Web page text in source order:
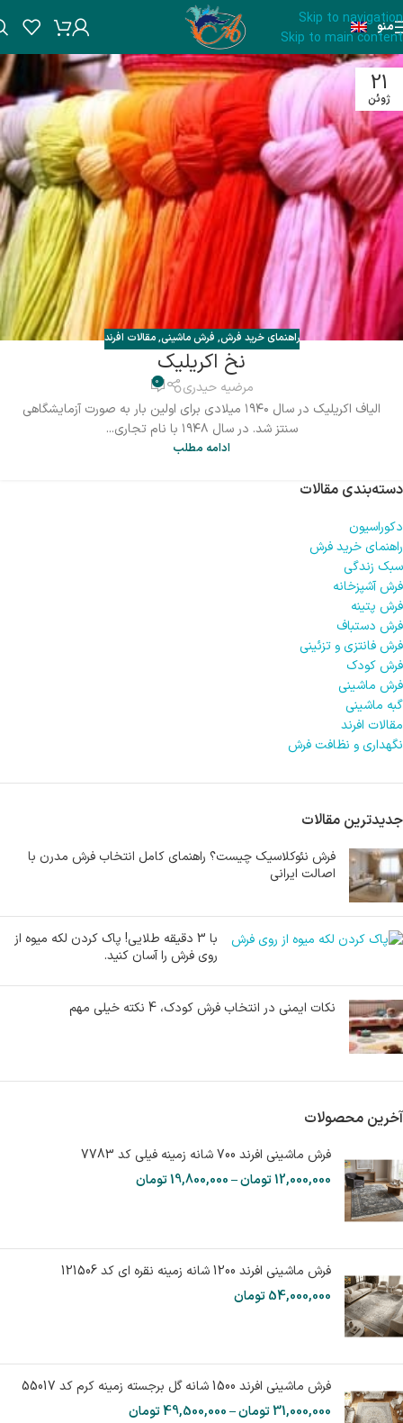
Skip to navigation
Skip to main content
منو
21
ژوئن
راهنمای خرید فرش, فرش ماشینی,مقالات افرند
نخ اکریلیک
مرضیه حیدری 0
الیاف اکریلیک در سال ۱۹۴۰ میلادی برای اولین بار به صورت آزمایشگاهی
سنتز شد. در سال ۱۹۴۸ با نام تجاری...
ادامه مطلب
دسته‌بندی مقالات
دکوراسیون
راهنمای خرید فرش
سبک زندگی
فرش آشپزخانه
فرش پتینه
فرش دستباف
فرش فانتزی و تزئینی
فرش کودک
فرش ماشینی
گبه ماشینی
مقالات افرند
نگهداری و نظافت فرش
جدیدترین مقالات
فرش نئوکلاسیک چیست؟ راهنمای کامل انتخاب فرش مدرن با
اصالت ایرانی
با 3 دقیقه طلایی! پاک کردن لکه میوه از
روی فرش را آسان کنید.
نکات ایمنی در انتخاب فرش کودک، 4 نکته خیلی مهم
آخرین محصولات
فرش ماشینی افرند 700 شانه زمینه فیلی کد 7783
12,000,000تومان–
19,800,000تومان
فرش ماشینی افرند 1200 شانه زمینه نقره ای کد 121506
54,000,000تومان
فرش ماشینی افرند 1500 شانه گل برجسته زمینه کرم کد 55017
31,000,000تومان–
49,500,000تومان